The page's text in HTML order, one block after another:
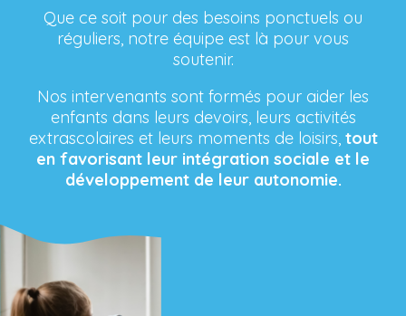
Que ce soit pour des besoins ponctuels ou
réguliers, notre équipe est là pour vous
soutenir.
Nos intervenants sont formés pour aider les
enfants dans leurs devoirs, leurs activités
extrascolaires et leurs moments de loisirs, tout
en favorisant leur intégration sociale et le
développement de leur autonomie.